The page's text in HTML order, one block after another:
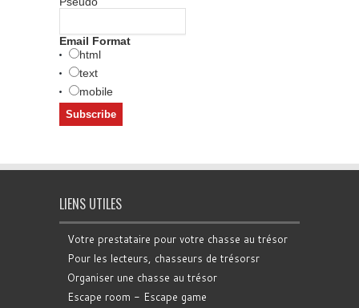
Email Format
html
text
mobile
LIENS UTILES
Votre prestataire pour votre chasse au trésor
Pour les lecteurs, chasseurs de trésorsr
Organiser une chasse au trésor
Escape room - Escape game